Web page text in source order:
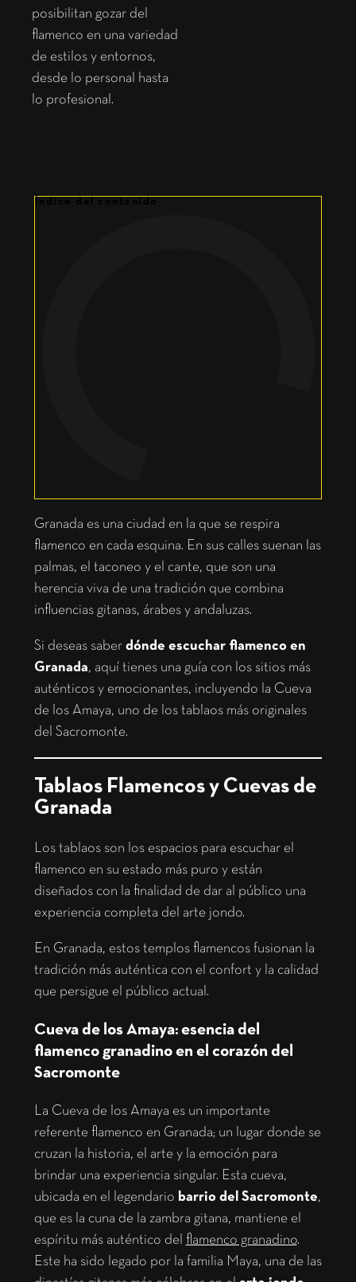
posibilitan gozar del
flamenco en una variedad
de estilos y entornos,
desde lo personal hasta
lo profesional.
Granada es una ciudad en la que se respira
flamenco en cada esquina. En sus calles suenan las
palmas, el taconeo y el cante, que son una
herencia viva de una tradición que combina
influencias gitanas, árabes y andaluzas.
Si deseas saber dónde escuchar flamenco en
Granada, aquí tienes una guía con los sitios más
auténticos y emocionantes, incluyendo la Cueva
de los Amaya, uno de los tablaos más originales
del Sacromonte.
Tablaos Flamencos y Cuevas de
Granada
Los tablaos son los espacios para escuchar el
flamenco en su estado más puro y están
diseñados con la finalidad de dar al público una
experiencia completa del arte jondo.
En Granada, estos templos flamencos fusionan la
tradición más auténtica con el confort y la calidad
que persigue el público actual.
Cueva de los Amaya: esencia del
flamenco granadino en el corazón del
Sacromonte
La Cueva de los Amaya es un importante
referente flamenco en Granada; un lugar donde se
cruzan la historia, el arte y la emoción para
brindar una experiencia singular. Esta cueva,
ubicada en el legendario barrio del Sacromonte,
que es la cuna de la zambra gitana, mantiene el
espíritu más auténtico del flamenco granadino.
Este ha sido legado por la familia Maya, una de las